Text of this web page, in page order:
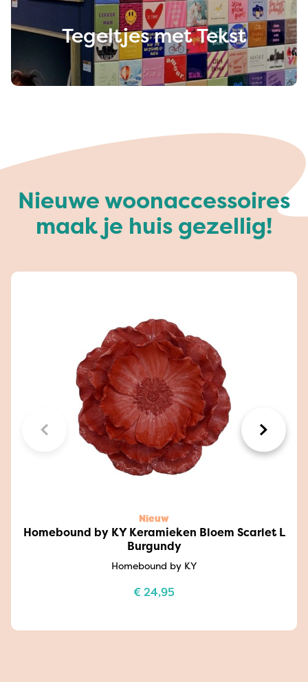
Tegeltjes met Tekst
Nieuwe woonaccessoires
maak je huis gezellig!
Nieuw
Homebound by KY Keramieken Bloem Scarlet L
Burgundy
Homebound by KY
€24,95